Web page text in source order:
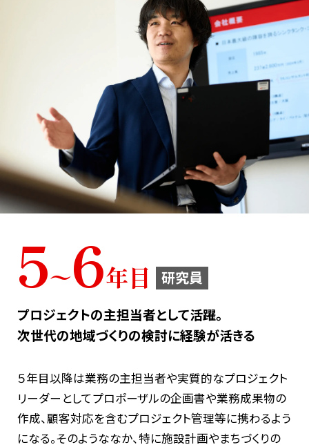
5〜6年目 研究員
プロジェクトの主担当者として活躍。
次世代の地域づくりの検討に経験が活きる
５年目以降は業務の主担当者や実質的なプロジェクト
リーダーとしてプロポーザルの企画書や業務成果物の
作成、顧客対応を含むプロジェクト管理等に携わるよう
になる。そのようななか、特に施設計画やまちづくりの